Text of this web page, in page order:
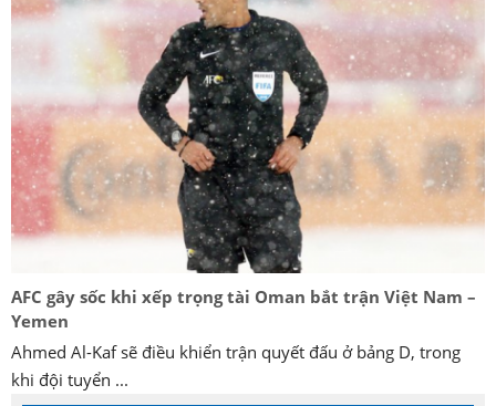
AFC gây sốc khi xếp trọng tài Oman bắt trận Việt Nam –
Yemen
Ahmed Al-Kaf sẽ điều khiển trận quyết đấu ở bảng D, trong
khi đội tuyển ...